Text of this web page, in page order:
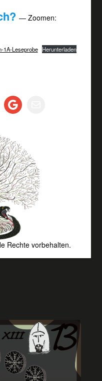
— Zoomen:
1A-Leseprobe Herunterladen
Google
Rechte vorbehalten.